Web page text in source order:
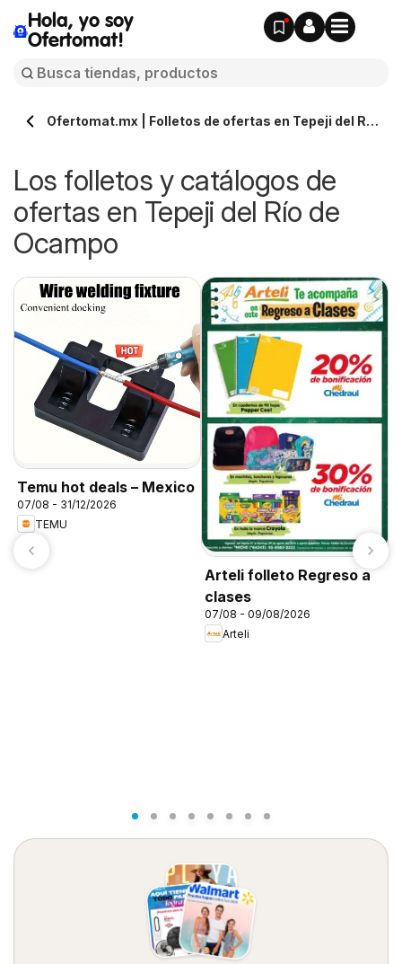
Hola, yo soy
Ofertomat!
Ofertomat.mx | Folletos de ofertas en Tepeji del Río
Los folletos y catálogos de
ofertas en Tepeji del Río de
Ocampo
Temu hot deals – Mexico
07/08 - 31/12/2026
TEMU
Arteli folleto Regreso a
clases
07/08 - 09/08/2026
Arteli